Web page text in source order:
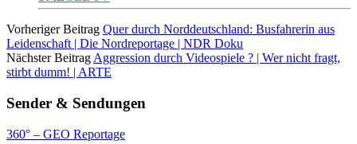
Vorheriger Beitrag Quer durch Norddeutschland: Busfahrerin aus
Leidenschaft | Die Nordreportage | NDR Doku
Nächster Beitrag Aggression durch Videospiele ? | Wer nicht fragt,
stirbt dumm! | ARTE
Sender & Sendungen
360° – GEO Reportage